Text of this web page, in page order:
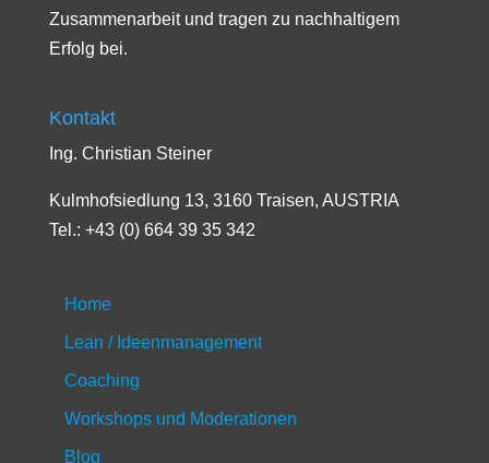
Zusammenarbeit und tragen zu nachhaltigem
Erfolg bei.
Kontakt
Ing. Christian Steiner
Kulmhofsiedlung 13, 3160 Traisen, AUSTRIA
Tel.: +43 (0) 664 39 35 342
Home
Lean / Ideenmanagement
Coaching
Workshops und Moderationen
Blog